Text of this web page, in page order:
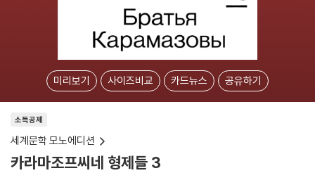
미리보기 사이즈비교 카드뉴스 공유하기
소득공제
세계문학 모노에디션
카라마조프씨네 형제들 3